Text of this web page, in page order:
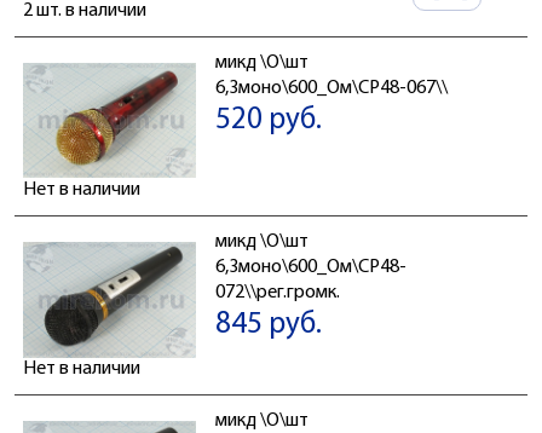
2 шт. в наличии
микд \O\шт
6,3моно\600_Ом\CP48-067\\
520 руб.
Нет в наличии
микд \O\шт
6,3моно\600_Ом\CP48-
072\\рег.громк.
845 руб.
Нет в наличии
микд \O\шт